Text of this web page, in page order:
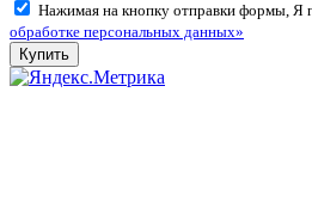
Нажимая на кнопку отправки формы, Я
обработке персональных данных»